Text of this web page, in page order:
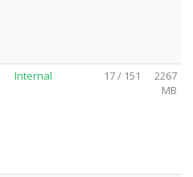
Internal 17 / 151
2267
MB